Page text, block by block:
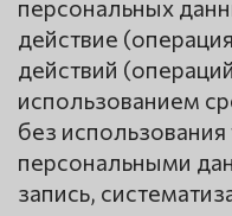
персональных
действие
действий
использованием
без использования
персональными
запись,